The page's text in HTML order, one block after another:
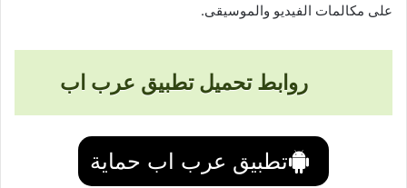
على مكالمات الفيديو والموسيقى.
روابط تحميل تطبيق عرب اب
تطبيق عرب اب حماية